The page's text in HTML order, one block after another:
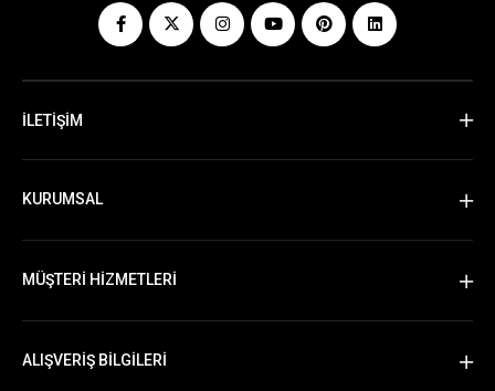
İLETİŞİM
KURUMSAL
MÜŞTERİ HİZMETLERİ
ALIŞVERİŞ BİLGİLERİ